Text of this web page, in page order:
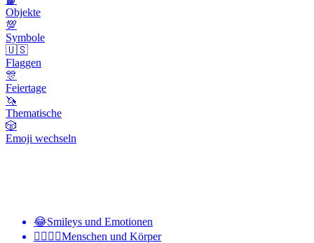
Objekte
💯
Symbole
🇺🇸
Flaggen
🎊
Feiertage
🦄
Thematische
🎲
Emoji wechseln
😂Smileys und Emotionen
👩‍❤️‍💋‍👨Menschen und Körper